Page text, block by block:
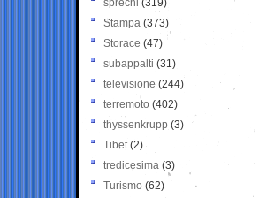
sprechi (319)
Stampa (373)
Storace (47)
subappalti (31)
televisione(244)
terremoto (402)
thyssenkrupp (3)
Tibet(2)
tredicesima (3)
Turismo (62)